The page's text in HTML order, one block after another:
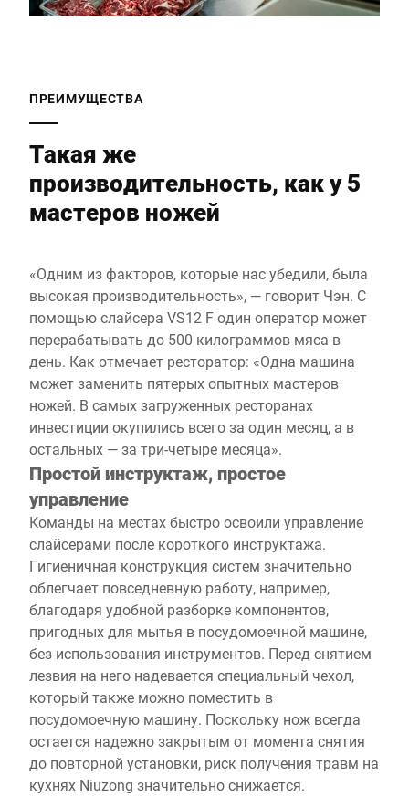
ПРЕИМУЩЕСТВА
Такая же
производительность, как у 5
мастеров ножей
«Одним из факторов, которые нас убедили, была
высокая производительность», — говорит Чэн. С
помощью слайсера VS12 F один оператор может
перерабатывать до 500 килограммов мяса в
день. Как отмечает ресторатор: «Одна машина
может заменить пятерых опытных мастеров
ножей. В самых загруженных ресторанах
инвестиции окупились всего за один месяц, а в
остальных — за три-четыре месяца».
Простой инструктаж, простое
управление
Команды на местах быстро освоили управление
слайсерами после короткого инструктажа.
Гигиеничная конструкция систем значительно
облегчает повседневную работу, например,
благодаря удобной разборке компонентов,
пригодных для мытья в посудомоечной машине,
без использования инструментов. Перед снятием
лезвия на него надевается специальный чехол,
который также можно поместить в
посудомоечную машину. Поскольку нож всегда
остается надежно закрытым от момента снятия
до повторной установки, риск получения травм на
кухнях Niuzong значительно снижается.